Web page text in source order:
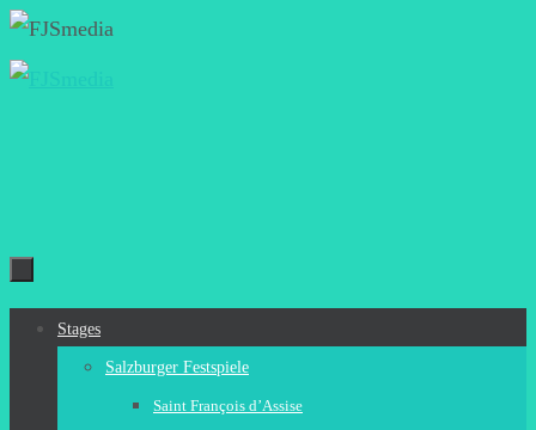
Zum
Inhalt
Zum
Stages
Salzburger Festspiele
Saint François d’Assise